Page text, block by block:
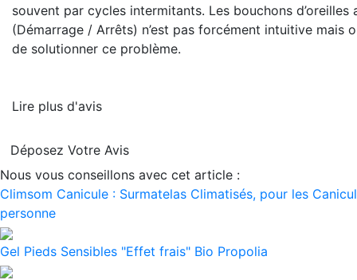
souvent par cycles intermitants. Les bouchons
(Démarrage / Arrêts) n’est pas forcément intuitive mais
de solutionner ce problème.
Lire plus d'avis
Déposez Votre Avis
Nous vous conseillons avec cet article :
Climsom Canicule : Surmatelas Climatisés, pour les
personne
Gel Pieds Sensibles "Effet frais" Bio Propolia